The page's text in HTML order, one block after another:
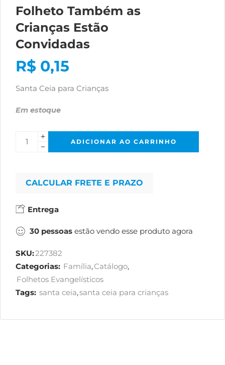
Folheto Também as
Crianças Estão
Convidadas
R$ 0,15
Santa Ceia para Crianças
Em estoque
ADICIONAR AO CARRINHO
CALCULAR FRETE E PRAZO
Entrega
30 pessoas estão vendo esse produto agora
SKU:227382
Categorias: Família,Catálogo,
Folhetos Evangelísticos
Tags: santa ceia,santa ceia para crianças